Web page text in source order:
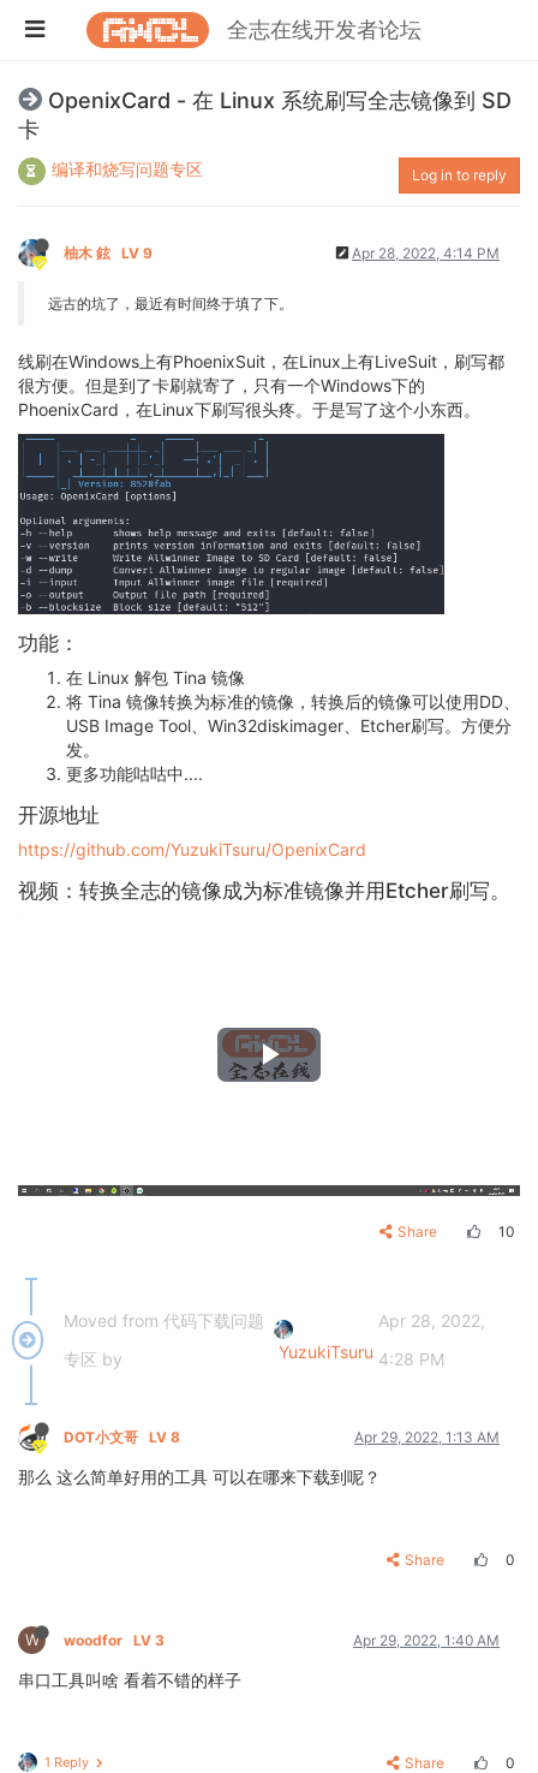
全志在线开发者论坛
OpenixCard - 在 Linux 系统刷写全志镜像到 SD
卡
编译和烧写问题专区 Log in to reply
柚木 鉉 LV 9 Apr 28, 2022, 4:14 PM
远古的坑了，最近有时间终于填了下。
线刷在Windows上有PhoenixSuit，在Linux上有LiveSuit，刷写都
很方便。但是到了卡刷就寄了，只有一个Windows下的
PhoenixCard，在Linux下刷写很头疼。于是写了这个小东西。
功能：
在 Linux 解包 Tina 镜像
将 Tina 镜像转换为标准的镜像，转换后的镜像可以使用DD、
USB Image Tool、Win32diskimager、Etcher刷写。方便分
发。
更多功能咕咕中....
开源地址
https://github.com/YuzukiTsuru/OpenixCard
视频：转换全志的镜像成为标准镜像并用Etcher刷写。
Share 10
Moved from 代码下载问题
专区 by
YuzukiTsuru
Apr 28, 2022,
4:28 PM
DOT小文哥 LV 8 Apr 29, 2022, 1:13 AM
那么 这么简单好用的工具 可以在哪来下载到呢？
Share 0
W woodfor LV 3 Apr 29, 2022, 1:40 AM
串口工具叫啥 看着不错的样子
1 Reply Share 0